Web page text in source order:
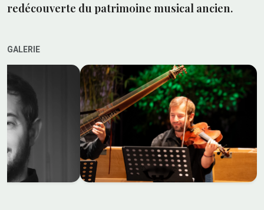
redécouverte du patrimoine musical ancien.
GALERIE